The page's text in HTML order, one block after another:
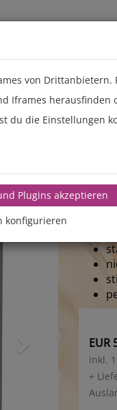
EUR
inkl.
+
von Drittanbietern.
Iframes herausfinden
du die Einstellungen
Plugins akzeptieren
konfigurieren